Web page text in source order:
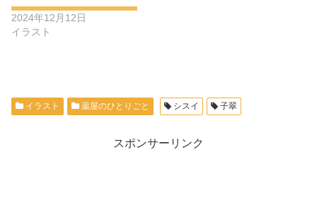
2024年12月12日
イラスト
イラスト 薬屋のひとりごと シスイ 子翠
スポンサーリンク